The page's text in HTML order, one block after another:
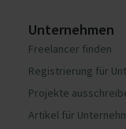
Unternehmen
Freelancer finden
Registrierung für
Projekte
Artikel für